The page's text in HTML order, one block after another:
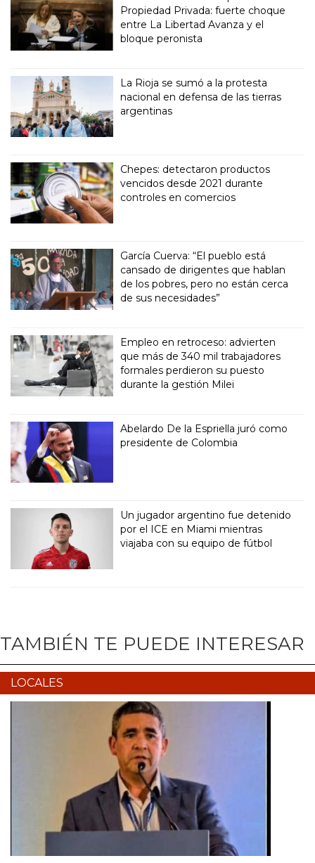
Propiedad Privada: fuerte choque
entre La Libertad Avanza y el
bloque peronista
La Rioja se sumó a la protesta
nacional en defensa de las tierras
argentinas
Chepes: detectaron productos
vencidos desde 2021 durante
controles en comercios
García Cuerva: “El pueblo está
cansado de dirigentes que hablan
de los pobres, pero no están cerca
de sus necesidades”
Empleo en retroceso: advierten
que más de 340 mil trabajadores
formales perdieron su puesto
durante la gestión Milei
Abelardo De la Espriella juró como
presidente de Colombia
Un jugador argentino fue detenido
por el ICE en Miami mientras
viajaba con su equipo de fútbol
TAMBIÉN TE PUEDE INTERESAR
LOCALES